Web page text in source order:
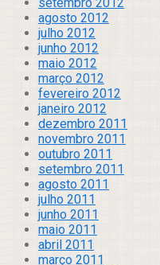
agosto 2012
julho 2012
junho 2012
maio 2012
março 2012
fevereiro 2012
janeiro 2012
dezembro 2011
novembro 2011
outubro 2011
setembro 2011
agosto 2011
julho 2011
junho 2011
maio 2011
abril 2011
março 2011